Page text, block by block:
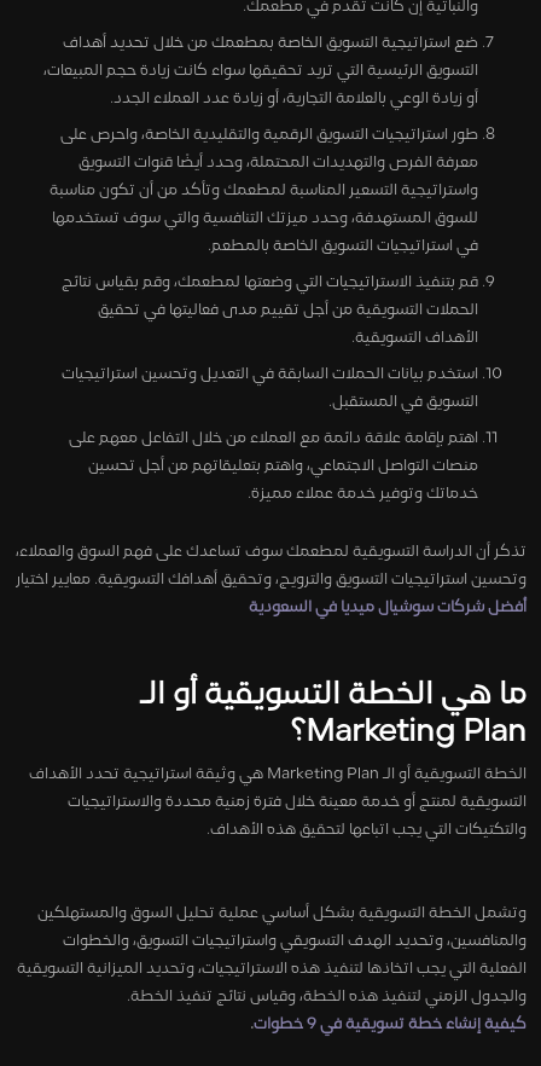
والنباتية إن كانت تقدم في مطعمك.
ضع استراتيجية التسويق الخاصة بمطعمك من خلال تحديد أهداف
التسويق الرئيسية التي تريد تحقيقها سواء كانت زيادة حجم المبيعات،
أو زيادة الوعي بالعلامة التجارية، أو زيادة عدد العملاء الجدد.
طور استراتيجيات التسويق الرقمية والتقليدية الخاصة، واحرص على
معرفة الفرص والتهديدات المحتملة، وحدد أيضًا قنوات التسويق
واستراتيجية التسعير المناسبة لمطعمك وتأكد من أن تكون مناسبة
للسوق المستهدفة، وحدد ميزتك التنافسية والتي سوف تستخدمها
في استراتيجيات التسويق الخاصة بالمطعم.
قم بتنفيذ الاستراتيجيات التي وضعتها لمطعمك، وقم بقياس نتائج
الحملات التسويقية من أجل تقييم مدى فعاليتها في تحقيق
الأهداف التسويقية.
استخدم بيانات الحملات السابقة في التعديل وتحسين استراتيجيات
التسويق في المستقبل.
اهتم بإقامة علاقة دائمة مع العملاء من خلال التفاعل معهم على
منصات التواصل الاجتماعي، واهتم بتعليقاتهم من أجل تحسين
خدماتك وتوفير خدمة عملاء مميزة.
تذكر أن الدراسة التسويقية لمطعمك سوف تساعدك على فهم السوق والعملاء،
وتحسين استراتيجيات التسويق والترويج، وتحقيق أهدافك التسويقية. معايير اختيار
أفضل شركات سوشيال ميديا في السعودية
ما هي الخطة التسويقية أو الـ
Marketing Plan؟
الخطة التسويقية أو الـ Marketing Plan هي وثيقة استراتيجية تحدد الأهداف
التسويقية لمنتج أو خدمة معينة خلال فترة زمنية محددة والاستراتيجيات
والتكتيكات التي يجب اتباعها لتحقيق هذه الأهداف.
وتشمل الخطة التسويقية بشكل أساسي عملية تحليل السوق والمستهلكين
والمنافسين، وتحديد الهدف التسويقي واستراتيجيات التسويق، والخطوات
الفعلية التي يجب اتخاذها لتنفيذ هذه الاستراتيجيات، وتحديد الميزانية التسويقية
والجدول الزمني لتنفيذ هذه الخطة، وقياس نتائج تنفيذ الخطة.
كيفية إنشاء خطة تسويقية في 9 خطوات
.